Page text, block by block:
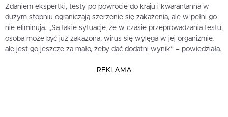
Zdaniem ekspertki, testy po powrocie do kraju i kwarantanna w
dużym stopniu ograniczają szerzenie się zakażenia, ale w pełni go
nie eliminują. „Są takie sytuacje, że w czasie przeprowadzania testu,
osoba może być już zakażona, wirus się wylęga w jej organizmie,
ale jest go jeszcze za mało, żeby dać dodatni wynik” – powiedziała.
REKLAMA